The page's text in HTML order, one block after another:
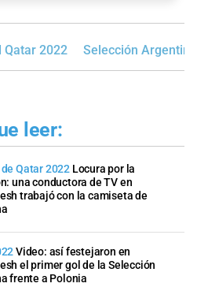
Qatar 2022 Selección
leer:
Qatar 2022 Locura por la
una conductora de TV en
trabajó con la camiseta de
Video: así festejaron en
el primer gol de la Selección
frente a Polonia